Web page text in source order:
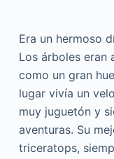
Era un hermoso
Los árboles eran
como un gran
lugar vivía un
muy juguetón y
aventuras. Su
triceratops,